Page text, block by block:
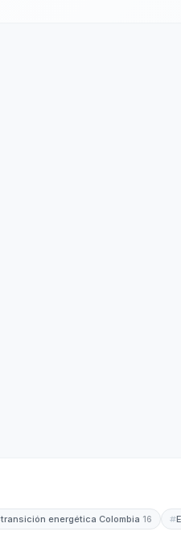
transición energética Colombia 16